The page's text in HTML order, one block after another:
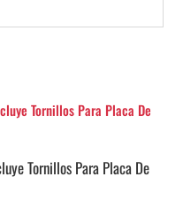
Tornillos Para Placa De